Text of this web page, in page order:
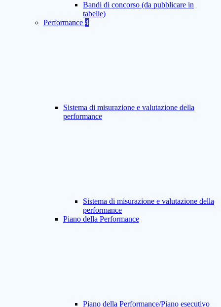
Bandi di concorso (da pubblicare in
tabelle)
Performance 4
Sistema di misurazione e valutazione della
performance
Sistema di misurazione e valutazione della
performance
Piano della Performance
Piano della Performance/Piano esecutivo